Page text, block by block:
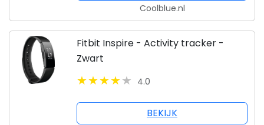
Coolblue.nl
Fitbit Inspire - Activity tracker -
Zwart
4.0
BEKIJK